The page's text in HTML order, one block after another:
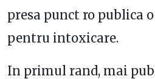
presa punct ro publica o
pentru intoxicare.
In primul rand, mai